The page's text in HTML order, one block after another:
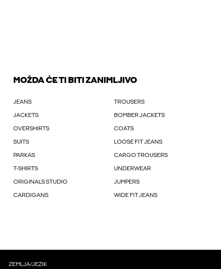
MOŽDA ĆE TI BITI ZANIMLJIVO
JEANS TROUSERS
JACKETS BOMBER JACKETS
OVERSHIRTS COATS
SUITS LOOSE FIT JEANS
PARKAS CARGO TROUSERS
T-SHIRTS UNDERWEAR
ORIGINALS STUDIO JUMPERS
CARDIGANS WIDE FIT JEANS
ZEMLJA/JEZIK